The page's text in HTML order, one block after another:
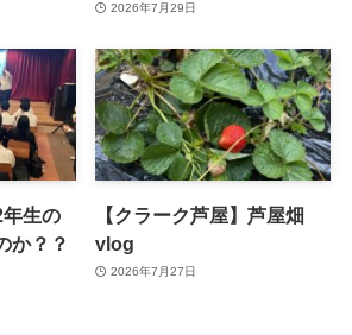
2026年7月29日
年生の
か？？
【クラーク芦屋】芦屋畑
vlog
2026年7月27日